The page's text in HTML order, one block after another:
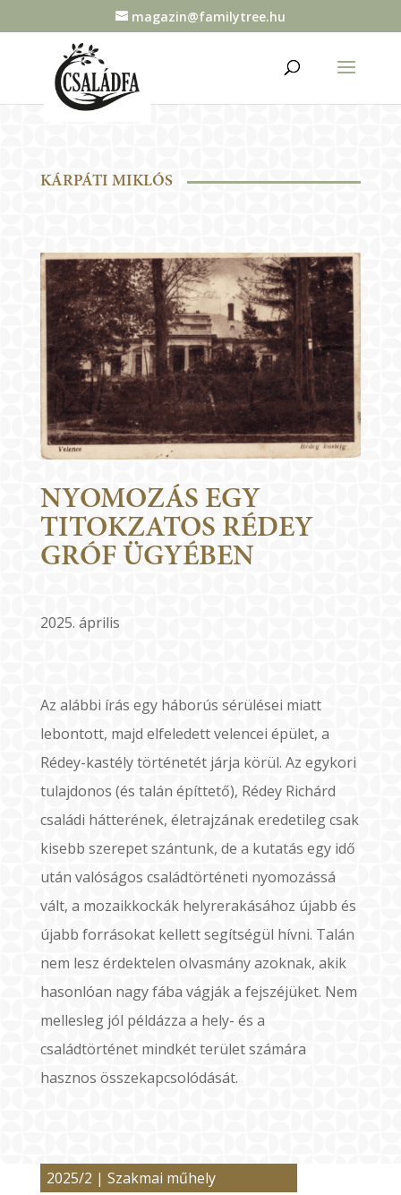
magazin@familytree.hu
KÁRPÁTI MIKLÓS
NYOMOZÁS EGY
TITOKZATOS RÉDEY
GRÓF ÜGYÉBEN
2025. április
Az alábbi írás egy háborús sérülései miatt
lebontott, majd elfeledett velencei épület, a
Rédey-kastély történetét járja körül. Az egykori
tulajdonos (és talán építtető), Rédey Richárd
családi hátterének, életrajzának eredetileg csak
kisebb szerepet szántunk, de a kutatás egy idő
után valóságos családtörténeti nyomozássá
vált, a mozaikkockák helyrerakásához újabb és
újabb forrásokat kellett segítségül hívni. Talán
nem lesz érdektelen olvasmány azoknak, akik
hasonlóan nagy fába vágják a fejszéjüket. Nem
mellesleg jól példázza a hely- és a
családtörténet mindkét terület számára
hasznos összekapcsolódását.
2025/2 | Szakmai műhely